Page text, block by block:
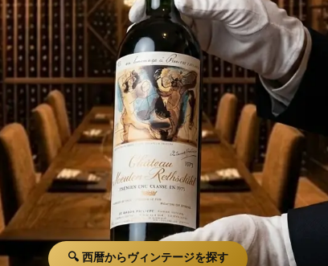
🔍 西暦からヴィンテージを探す